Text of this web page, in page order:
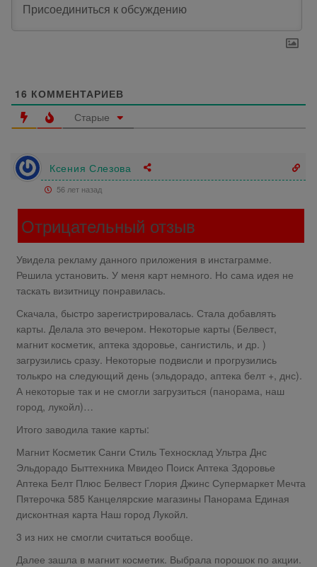
16 КОММЕНТАРИЕВ
Старые
Ксения Слезова
56 лет назад
Отрицательный отзыв
Увидела рекламу данного приложения в инстаграмме.
Решила установить. У меня карт немного. Но сама идея не
таскать визитницу понравилась.
Скачала, быстро зарегистрировалась. Стала добавлять
карты. Делала это вечером. Некоторые карты (Белвест,
магнит косметик, аптека здоровье, сангистиль, и др. )
загрузились сразу. Некоторые подвисли и прогрузились
толькро на следующий день (эльдорадо, аптека белт +, днс).
А некоторые так и не смогли загрузиться (панорама, наш
город, лукойл)…
Итого заводила такие карты:
Магнит Косметик Санги Стиль Техносклад Ультра Днс
Эльдорадо Быттехника Мвидео Поиск Аптека Здоровье
Аптека Белт Плюс Белвест Глория Джинс Супермаркет Мечта
Пятерочка 585 Канцелярские магазины Панорама Единая
дисконтная карта Наш город Лукойл.
3 из них не смогли считаться вообще.
Далее зашла в магнит косметик. Выбрала порошок по акции.